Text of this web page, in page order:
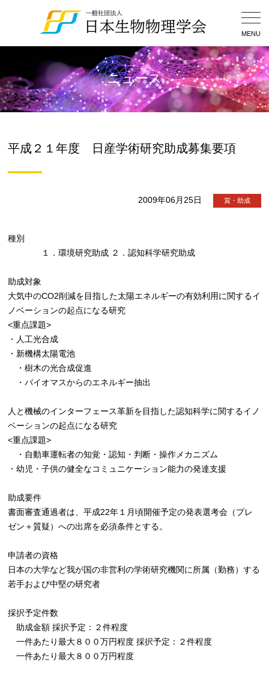
MENU
ニュース
平成２１年度 日産学術研究助成募集要項
2009年06月25日 賞・助成
種別
１．環境研究助成 ２．認知科学研究助成
助成対象
大気中のCO2削減を目指した太陽エネルギーの有効利用に関するイ
ノベーションの起点になる研究
<重点課題>
・人工光合成
・新機構太陽電池
・樹木の光合成促進
・バイオマスからのエネルギー抽出
人と機械のインターフェース革新を目指した認知科学に関するイノ
ベーションの起点になる研究
<重点課題>
・自動車運転者の知覚・認知・判断・操作メカニズム
・幼児・子供の健全なコミュニケーション能力の発達支援
助成要件
書面審査通過者は、平成22年１月頃開催予定の発表選考会（プレ
ゼン＋質疑）への出席を必須条件とする。
申請者の資格
日本の大学など我が国の非営利の学術研究機関に所属（勤務）する
若手および中堅の研究者
採択予定件数
助成金額 採択予定：２件程度
一件あたり最大８００万円程度 採択予定：２件程度
一件あたり最大８００万円程度